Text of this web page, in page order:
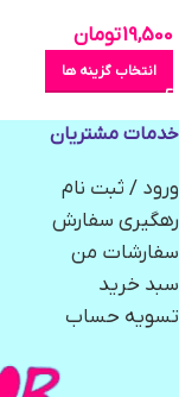
19,500تومان
انتخاب گزینه ها
خدمات مشتریان
ورود / ثبت نام
رهگیری سفارش
سفارشات من
سبد خرید
تسویه حساب